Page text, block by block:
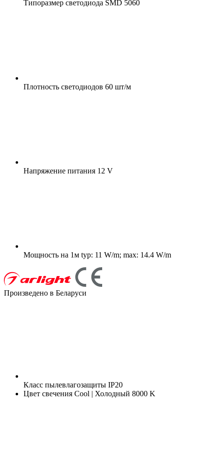
Типоразмер светодиода SMD 5060
Плотность светодиодов 60 шт/м
Напряжение питания 12 V
Мощность на 1м typ: 11 W/m; max: 14.4 W/m
Произведено в Беларуси
Класс пылевлагозащиты IP20
Цвет свечения Cool | Холодный 8000 K